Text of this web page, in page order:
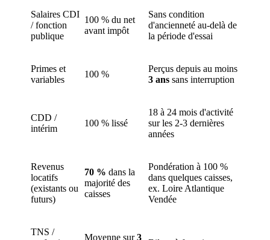
Salaires CDI
/ fonction
publique
100 % du net
avant impôt
Sans condition
d'ancienneté au-delà de
la période d'essai
Primes et
variables
100 %
Perçus depuis au moins
3 ans sans interruption
CDD /
intérim
100 % lissé
18 à 24 mois d'activité
sur les 2-3 dernières
années
Revenus
locatifs
(existants ou
futurs)
70 % dans la
majorité des
caisses
Pondération à 100 %
dans quelques caisses,
ex. Loire Atlantique
Vendée
TNS /
Moyenne sur3